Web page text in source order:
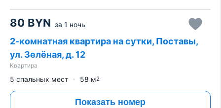
80 BYN за 1 ночь
2-комнатная квартира на сутки, Поставы,
ул. Зелёная, д. 12
Квартира
5 спальных мест 58 м2
Показать номер